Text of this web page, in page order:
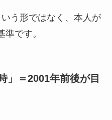
う形ではなく、本人が
です。
」＝2001年前後が目